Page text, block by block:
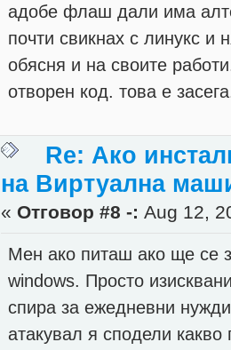
адобе флаш дали има
почти свикнах с линукс и
обясня и на своите
отворен код. това е
Re: Ако
на Виртуална
« Отговор #8 -: Aug 12,
Мен ако питаш ако ще се
windows. Просто
спира за ежедневни
атакувал я сподели